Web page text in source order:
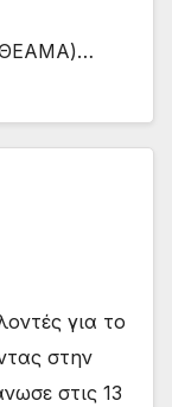
για το
στην
στις 13